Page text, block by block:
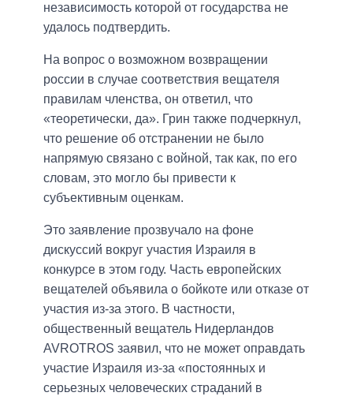
независимость которой от государства не
удалось подтвердить.
На вопрос о возможном возвращении
россии в случае соответствия вещателя
правилам членства, он ответил, что
«теоретически, да». Грин также подчеркнул,
что решение об отстранении не было
напрямую связано с войной, так как, по его
словам, это могло бы привести к
субъективным оценкам.
Это заявление прозвучало на фоне
дискуссий вокруг участия Израиля в
конкурсе в этом году. Часть европейских
вещателей объявила о бойкоте или отказе от
участия из-за этого. В частности,
общественный вещатель Нидерландов
AVROTROS заявил, что не может оправдать
участие Израиля из-за «постоянных и
серьезных человеческих страданий в